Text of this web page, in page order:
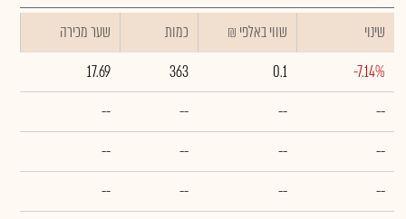
שינוי ₪ שווי באלפי כמות
שער מכירה
-7.14%
0.1
363
17.69
--
--
--
--
--
--
--
--
--
--
--
--